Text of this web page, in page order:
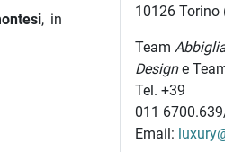
, in
10126 Torino
Team
Designe
Tel. +39
011
Email: